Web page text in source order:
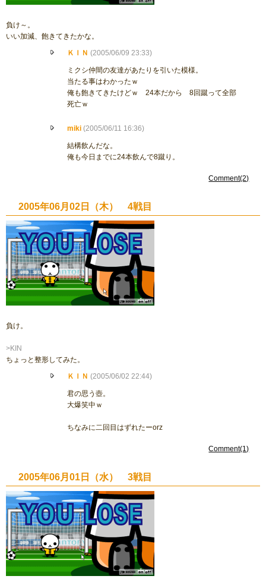
負け～。
いい加減、飽きてきたかな。
ＫＩＮ (2005/06/09 23:33)
ミクシ仲間の友達があたりを引いた模様。
当たる事はわかったｗ
俺も飽きてきたけどｗ 24本だから 8回蹴って全部
死亡ｗ
miki (2005/06/11 16:36)
結構飲んだな。
俺も今日までに24本飲んで8蹴り。
Comment(2)
2005年06月02日（木） 4戦目
負け。
>KIN
ちょっと整形してみた。
ＫＩＮ (2005/06/02 22:44)
君の思う壺。
大爆笑中ｗ
ちなみに二回目はずれたーorz
Comment(1)
2005年06月01日（水） 3戦目